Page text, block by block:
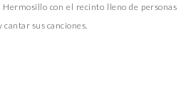
con el recinto lleno de personas
cantar sus canciones.